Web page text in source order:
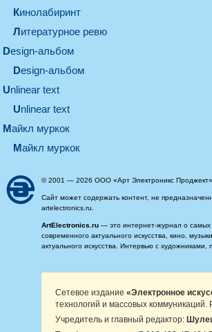
кинолабиринт
литературное ревю
design-альбом
design-альбом
unlinear text
Unlinear text
майкл муркок
майкл муркок
© 2001 — 2026 ООО «Арт Электроникс
Сайт может содержать контент, не
artelectronics.ru.
ArtElectronics.ru — это интернет-журнал о самых
современного актуального искусства, кино,
актуального искусства. Интервью с художниками,
Сетевое издание «Электронное
технологий и массовых
Учредитель и главный редактор: